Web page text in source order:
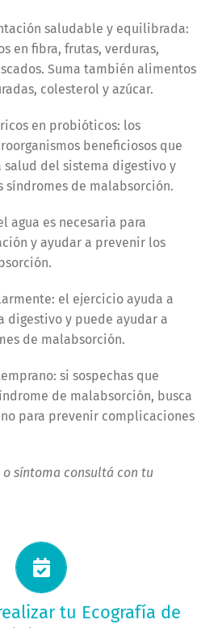
saludable y equilibrada:
en fibra, frutas, verduras,
Suma también alimentos
colesterol y azúcar.
en probióticos: los
beneficiosos que
salud del sistema digestivo y
síndromes de malabsorción.
agua es necesaria para
y ayudar a prevenir los
el ejercicio ayuda a
digestivo y puede ayudar a
de malabsorción.
si sospechas que
de malabsorción, busca
para prevenir complicaciones
síntoma consultá con tu
tu Ecografía de
tu turno ahora